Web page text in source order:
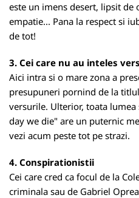
este un imens desert, lipsit de
empatie... Pana la respect si
de tot!
3. Cei care nu au inteles
Aici intra si o mare zona a
presupuneri pornind de la
versurile. Ulterior, toata lumea
day we die" are un puternic
vezi acum peste tot pe strazi.
4. Conspirationistii
Cei care cred ca focul de la
criminala sau de Gabriel